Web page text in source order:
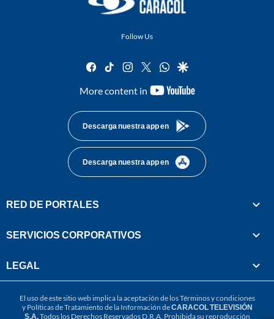
Follow Us
facebook
tiktok instagram
twitterwhatsapp
google
More content in
youtube-
Descarga nuestra app en
Descarga nuestra app en
RED DE PORTALES
SERVICIOS CORPORATIVOS
LEGAL
El uso de este sitio web implica la aceptación de losTérminos y condiciones
y Políticas de Tratamiento de la Información deCARACOL TELEVISIÓN
S.A.Todos los Derechos Reservados D.R.A. Prohibida su reproducción